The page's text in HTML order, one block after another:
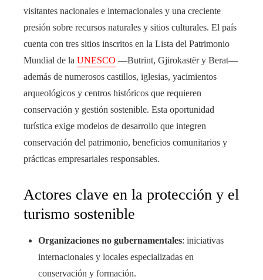
visitantes nacionales e internacionales y una creciente
presión sobre recursos naturales y sitios culturales. El país
cuenta con tres sitios inscritos en la Lista del Patrimonio
Mundial de la UNESCO —Butrint, Gjirokastër y Berat—
además de numerosos castillos, iglesias, yacimientos
arqueológicos y centros históricos que requieren
conservación y gestión sostenible. Esta oportunidad
turística exige modelos de desarrollo que integren
conservación del patrimonio, beneficios comunitarios y
prácticas empresariales responsables.
Actores clave en la protección y el
turismo sostenible
Organizaciones no gubernamentales: iniciativas
internacionales y locales especializadas en
conservación y formación.